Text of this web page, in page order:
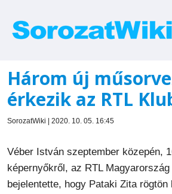
Három új
érkezik az RTL
SorozatWiki | 2020. 10. 05. 16:45
Véber István szeptember közepén,
képernyőkről, az RTL Magyarország
bejelentette, hogy Pataki Zita rögtön